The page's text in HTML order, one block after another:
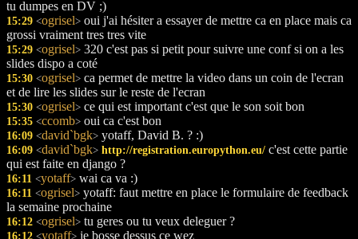
tu dumpes en DV ;)
15:29 <ogrisel> oui j'ai hésiter a essayer de mettre ca en place mais ca
grossi vraiment tres tres vite
15:29 <ogrisel> 320 c'est pas si petit pour suivre une conf si on a les
slides dispo a coté
15:30 <ogrisel> ca permet de mettre la video dans un coin de l'ecran
et de lire les slides sur le reste de l'ecran
15:30 <ogrisel> ce qui est important c'est que le son soit bon
15:35 <ccomb> oui ca c'est bon
16:09 <david`bgk> yotaff, David B. ? :)
16:09 <david`bgk> http://registration.europython.eu/ c'est cette partie
qui est faite en django ?
16:11 <yotaff> wai ca va :)
16:11 <ogrisel> yotaff: faut mettre en place le formulaire de feedback
la semaine prochaine
16:12 <ogrisel> tu geres ou tu veux deleguer ?
16:12 <yotaff> je bosse dessus ce wez